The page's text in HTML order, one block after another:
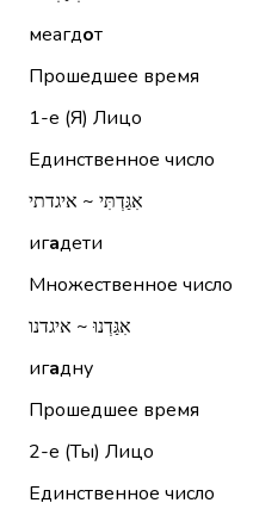
меагдот
Прошедшее время
1-е (Я) Лицо
Единственное число
אִגַּדְתִּי ~ איגדתי
игадети
Множественное число
אִגַּדְנוּ ~ איגדנו
игадну
Прошедшее время
2-е (Ты) Лицо
Единственное число